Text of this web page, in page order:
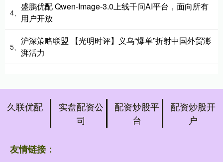
4、
盛鹏优配 Qwen-Image-3.0上线千问AI平台，面向所有
用户开放
5、
沪深策略联盟 【光明时评】义乌“爆单”折射中国外贸澎
湃活力
久联优配
实盘配资公
司
配资炒股平
台
配资炒股开
户
友情链接：